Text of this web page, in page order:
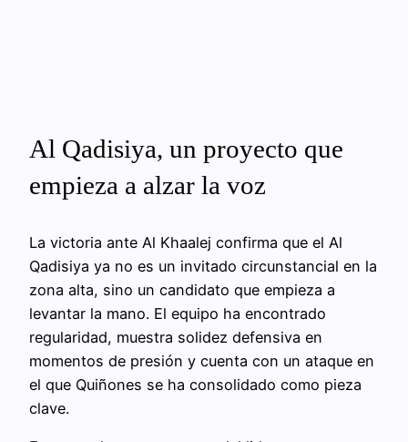
Al Qadisiya, un proyecto que
empieza a alzar la voz
La victoria ante Al Khaalej confirma que el Al
Qadisiya ya no es un invitado circunstancial en la
zona alta, sino un candidato que empieza a
levantar la mano. El equipo ha encontrado
regularidad, muestra solidez defensiva en
momentos de presión y cuenta con un ataque en
el que Quiñones se ha consolidado como pieza
clave.